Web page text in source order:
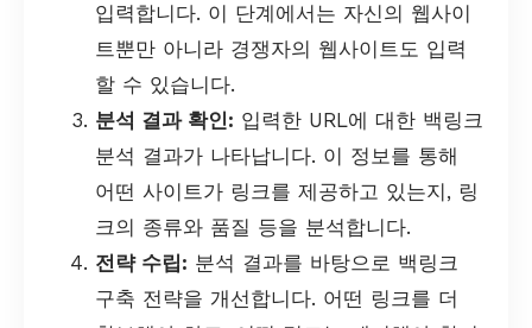
입력합니다. 이 단계에서는 자신의 웹사이
트뿐만 아니라 경쟁자의 웹사이트도 입력
할 수 있습니다.
분석 결과 확인: 입력한 URL에 대한 백링크
분석 결과가 나타납니다. 이 정보를 통해
어떤 사이트가 링크를 제공하고 있는지, 링
크의 종류와 품질 등을 분석합니다.
전략 수립: 분석 결과를 바탕으로 백링크
구축 전략을 개선합니다. 어떤 링크를 더